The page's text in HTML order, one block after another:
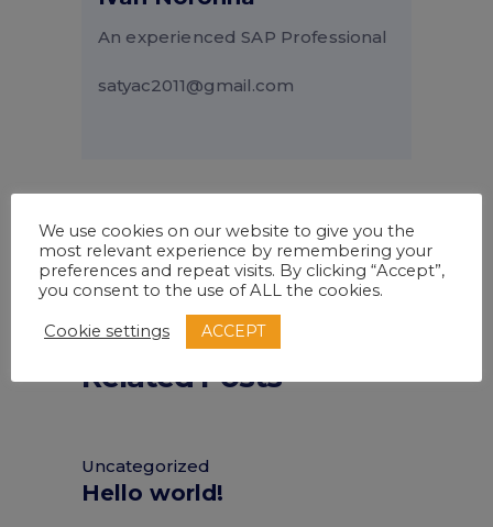
An experienced SAP Professional
satyac2011@gmail.com
January
26, 2016
January 26,
2016
Related Posts
Uncategorized
Hello world!
We use cookies on our website to give you the
most relevant experience by remembering your
preferences and repeat visits. By clicking “Accept”,
you consent to the use of ALL the cookies.
Cookie settings ACCEPT